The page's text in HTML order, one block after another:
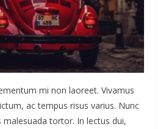
mi non laoreet. Vivamus
ac tempus risus varius. Nunc
tortor. In lectus dui,